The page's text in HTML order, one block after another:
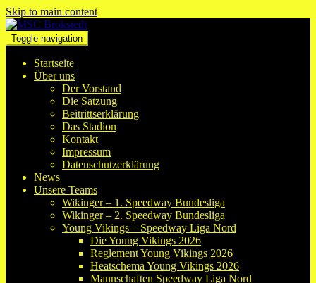
Skip to main content
Toggle navigation
Startseite
Über uns
Der Vorstand
Die Satzung
Beitrittserklärung
Das Stadion
Kontakt
Impressum
Datenschutzerklärung
News
Unsere Teams
Wikinger – 1. Speedway Bundesliga
Wikinger – 2. Speedway Bundesliga
Young Vikings – Speedway Liga Nord
Die Young Vikings 2026
Reglement Young Vikings 2026
Heatschema Young Vikings 2026
Mannschaften Speedway Liga Nord